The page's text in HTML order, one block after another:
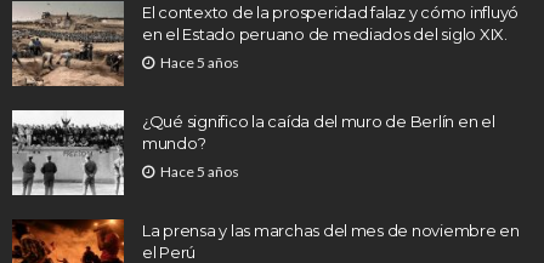
El contexto de la prosperidad falaz y cómo influyó
en el Estado peruano de mediados del siglo XIX.
Hace 5 años
¿Qué significo la caída del muro de Berlín en el
mundo?
Hace 5 años
La prensa y las marchas del mes de noviembre en
el Perú